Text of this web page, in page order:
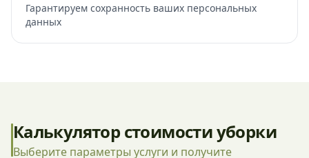
Гарантируем сохранность ваших персональных
данных
Калькулятор стоимости уборки
Выберите параметры услуги и получите